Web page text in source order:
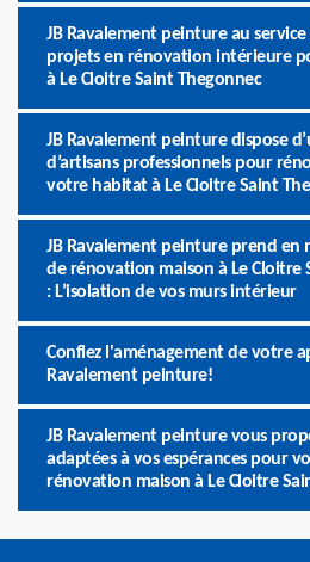
JB Ravalement peinture au
projets en rénovation intérieure
à Le Cloitre Saint Thegonnec
JB Ravalement peinture dispose
d’artisans professionnels pour
votre habitat à Le Cloitre Saint
JB Ravalement peinture prend en
de rénovation maison à Le Cloitre
: L’isolation de vos murs intérieur
Confiez l'aménagement de votre
Ravalement peinture!
JB Ravalement peinture vous
adaptées à vos espérances pour
rénovation maison à Le Cloitre